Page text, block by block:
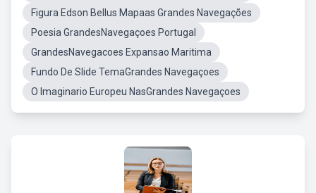
Figura Edson Bellus Mapaas Grandes Navegações
Poesia GrandesNavegaçoes Portugal
GrandesNavegacoes Expansao Maritima
Fundo De Slide TemaGrandes Navegaçoes
O Imaginario Europeu NasGrandes Navegaçoes